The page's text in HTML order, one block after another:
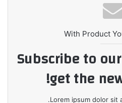
With Product
Subscribe to
get the
Lorem ipsum dolor sit